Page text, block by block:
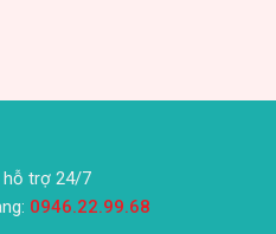
hỗ trợ 24/7
0946.22.99.68